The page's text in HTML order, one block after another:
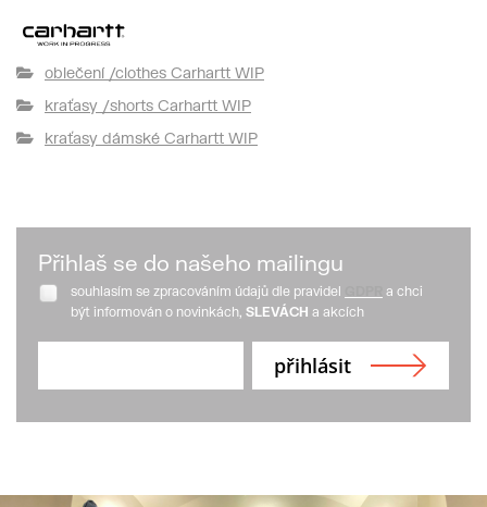
oblečení /clothes Carhartt WIP
kraťasy /shorts Carhartt WIP
kraťasy dámské Carhartt WIP
Přihlaš se do našeho mailingu
souhlasím se zpracováním údajů dle pravidel
a chci
být informován o novinkách, SLEVÁCH a akcích